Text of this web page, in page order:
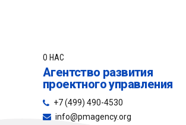
О НАС
Агентство развития
проектного управления
+7 (499) 490-4530
info@pmagency.org